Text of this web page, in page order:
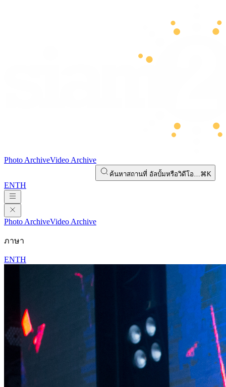
Photo ArchiveVideo Archive
ค้นหาสถานที่ อัลบั้มหรือวิดีโอ…⌘K
ENTH
Photo ArchiveVideo Archive
ภาษา
ENTH